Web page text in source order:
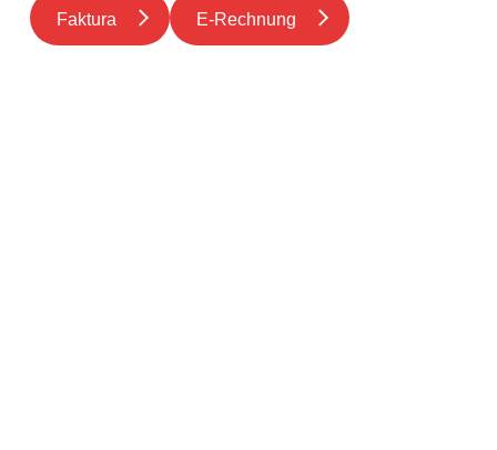
Faktura E-Rechnung